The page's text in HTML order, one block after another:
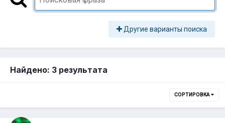
Другие варианты поиска
Найдено: 3 результата
СОРТИРОВКА